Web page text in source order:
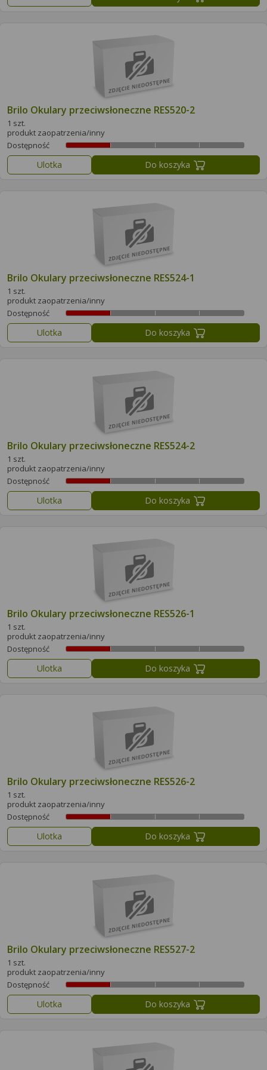
Brilo Okulary przeciwsłoneczne RES520-2
1 szt.
produkt zaopatrzenia/inny
Dostępność
Ulotka Do koszyka
Brilo Okulary przeciwsłoneczne RES524-1
1 szt.
produkt zaopatrzenia/inny
Dostępność
Ulotka Do koszyka
Brilo Okulary przeciwsłoneczne RES524-2
1 szt.
produkt zaopatrzenia/inny
Dostępność
Ulotka Do koszyka
Brilo Okulary przeciwsłoneczne RES526-1
1 szt.
produkt zaopatrzenia/inny
Dostępność
Ulotka Do koszyka
Brilo Okulary przeciwsłoneczne RES526-2
1 szt.
produkt zaopatrzenia/inny
Dostępność
Ulotka Do koszyka
Brilo Okulary przeciwsłoneczne RES527-2
1 szt.
produkt zaopatrzenia/inny
Dostępność
Ulotka Do koszyka